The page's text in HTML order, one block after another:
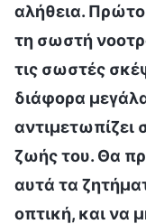
αλήθεια. Πρώτο
τη σωστή
τις σωστές
διάφορα
αντιμετωπίζει
ζωής του. Θα
αυτά τα
οπτική, και να